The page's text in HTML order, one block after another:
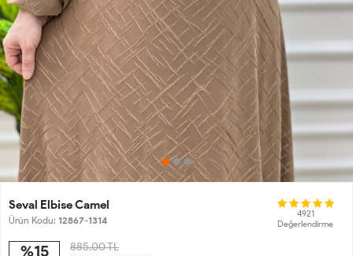
Seval Elbise Camel
Ürün Kodu: 12867-1314
4921
Değerlendirme
%15 885.00 TL